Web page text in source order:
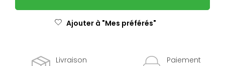
Ajouter à "Mes préférés"
Livraison
Paiement